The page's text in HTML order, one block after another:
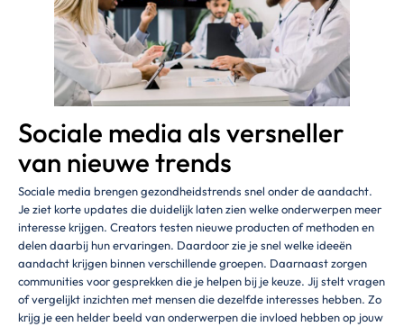
Sociale media als versneller
van nieuwe trends
Sociale media brengen gezondheidstrends snel onder de aandacht.
Je ziet korte updates die duidelijk laten zien welke onderwerpen meer
interesse krijgen. Creators testen nieuwe producten of methoden en
delen daarbij hun ervaringen. Daardoor zie je snel welke ideeën
aandacht krijgen binnen verschillende groepen. Daarnaast zorgen
communities voor gesprekken die je helpen bij je keuze. Jij stelt vragen
of vergelijkt inzichten met mensen die dezelfde interesses hebben. Zo
krijg je een helder beeld van onderwerpen die invloed hebben op jouw